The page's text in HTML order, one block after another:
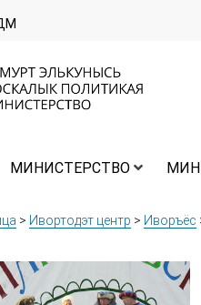
МИНИСТЕРСТВО
> Ивортодэт центр > Иворъёс